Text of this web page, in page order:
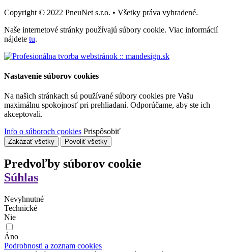
Copyright © 2022 PneuNet s.r.o. • Všetky práva vyhradené.
Naše internetové stránky používajú súbory cookie. Viac informácií
nájdete tu.
Nastavenie súborov cookies
Na našich stránkach sú používané súbory cookies pre Vašu
maximálnu spokojnosť pri prehliadaní. Odporúčame, aby ste ich
akceptovali.
Info o súboroch cookies Prispôsobiť
Zakázať všetky Povoliť všetky
Predvoľby súborov cookie
Súhlas
Nevyhnutné
Technické
Nie
Áno
Podrobnosti a zoznam cookies